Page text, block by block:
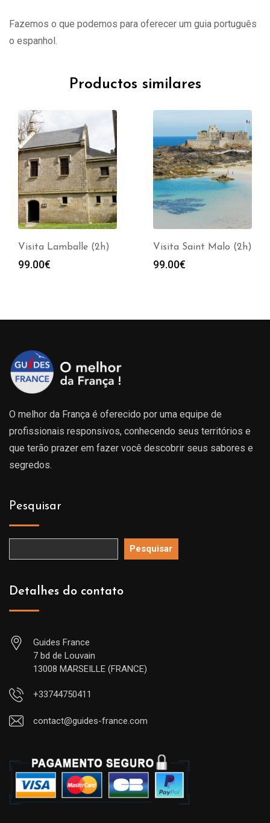
Fazemos o que podemos para oferecer um guia português
o espanhol.
Productos similares
Visita Lamballe (2h)
99.00€
Visita Saint Malo (2h)
99.00€
O melhor da França é oferecido por uma equipe de
profissionais responsivos, conhecendo seus territórios e
que terão prazer em fazer você descobrir seus sabores e
segredos.
Pesquisar
Pesquisar
Detalhes do contato
Guides France
7 bd de Louvain
13008 MARSEILLE (FRANCE)
+33744750411
contact@guides-france.com